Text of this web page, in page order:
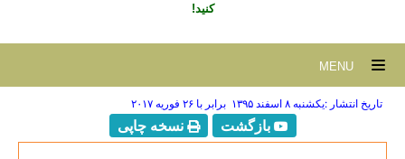
کنید!
تاریخ انتشار :يكشنبه ۸ اسفند ۱۳۹۵ برابر با ۲۶ فوريه ۲۰۱۷
بازگشت نسخه چاپی